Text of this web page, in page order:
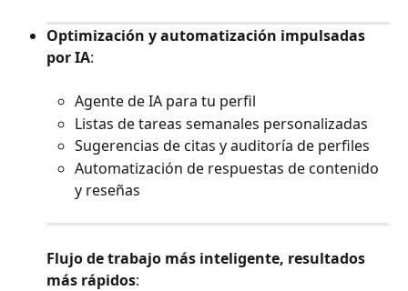
Optimización y automatización impulsadas
por IA:
Agente de IA para tu perfil
Listas de tareas semanales personalizadas
Sugerencias de citas y auditoría de perfiles
Automatización de respuestas de contenido
y reseñas
Flujo de trabajo más inteligente, resultados
más rápidos: